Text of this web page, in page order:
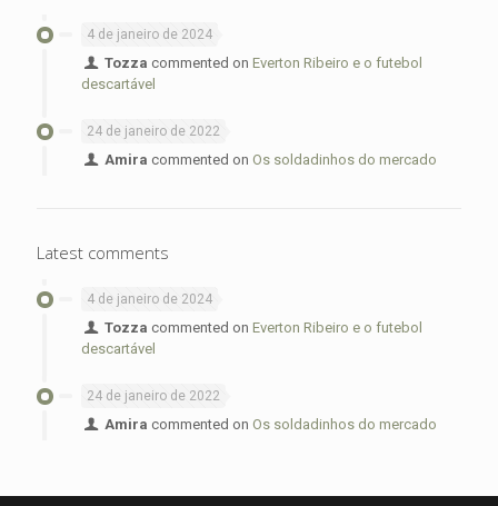
4 de janeiro de 2024
Tozza commented onEverton Ribeiro e o futebol
descartável
24 de janeiro de 2022
Amira commented onOs soldadinhos do mercado
Latest comments
4 de janeiro de 2024
Tozza commented onEverton Ribeiro e o futebol
descartável
24 de janeiro de 2022
Amira commented onOs soldadinhos do mercado